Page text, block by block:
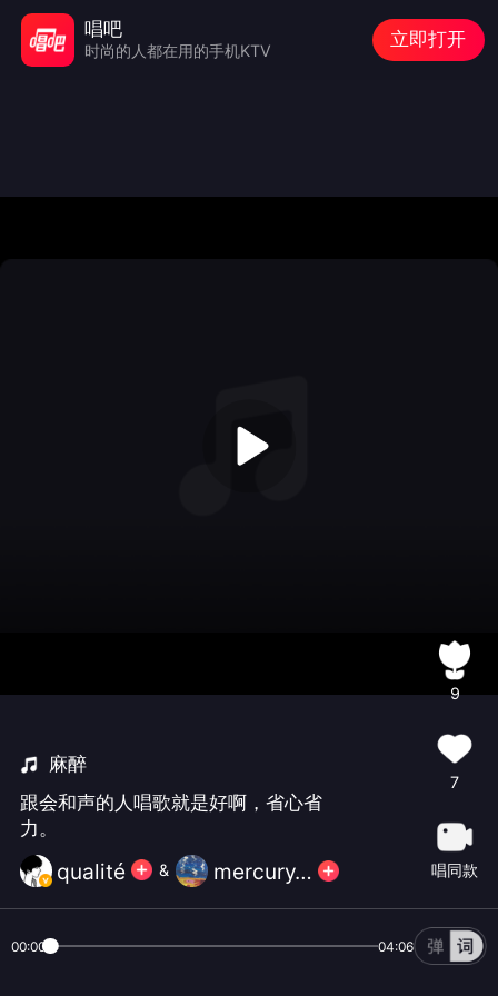
麻醉
跟会和声的人唱歌就是好啊，省心省
力。
qualité & mercury_gone
9
7
唱同款
00:00 04:06
唱吧
时尚的人都在用的手机KTV
立即打开